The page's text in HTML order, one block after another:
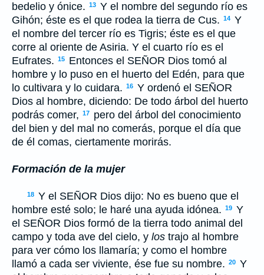
bedelio y ónice. 13 Y el nombre del segundo río es
Gihón; éste es el que rodea la tierra de Cus. 14 Y
el nombre del tercer río es Tigris; éste es el que
corre al oriente de Asiria. Y el cuarto río es el
Eufrates. 15 Entonces el SEÑOR Dios tomó al
hombre y lo puso en el huerto del Edén, para que
lo cultivara y lo cuidara. 16 Y ordenó el SEÑOR
Dios al hombre, diciendo: De todo árbol del huerto
podrás comer, 17
pero del árbol del conocimiento
del bien y del mal no comerás, porque el día que
de él comas, ciertamente morirás.
Formación de la mujer
18 Y el SEÑOR Dios dijo: No es bueno que el
hombre esté solo; le haré una ayuda idónea. 19 Y
el SEÑOR Dios formó de la tierra todo animal del
campo y toda ave del cielo, y los trajo al hombre
para ver cómo los llamaría; y como el hombre
llamó a cada ser viviente, ése fue su nombre. 20 Y